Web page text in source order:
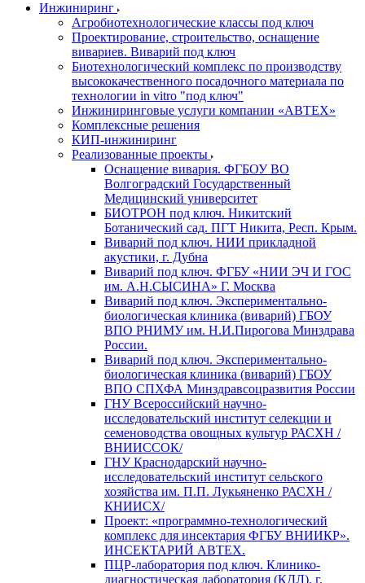
Инжиниринг
Агробиотехнологические классы под ключ
Проектирование, строительство, оснащение
вивариев. Виварий под ключ
Биотехнологический комплекс по производству
высококачественного посадочного материала по
технологии in vitro "под ключ"
Инжиниринговые услуги компании «АВТЕХ»
Комплексные решения
КИП-инжиниринг
Реализованные проекты
Оснащение вивария. ФГБОУ ВО
Волгоградский Государственный
Медицинский университет
БИОТРОН под ключ. Никитский
Ботанический сад. ПГТ Никита, Респ. Крым.
Виварий под ключ. НИИ прикладной
акустики, г. Дубна
Виварий под ключ. ФГБУ «НИИ ЭЧ И ГОС
им. А.Н.СЫСИНА» Г. Москва
Виварий под ключ. Экспериментально-
биологическая клиника (виварий) ГБОУ
ВПО РНИМУ им. Н.И.Пирогова Минздрава
России.
Виварий под ключ. Экспериментально-
биологическая клиника (виварий) ГБОУ
ВПО СПХФА Минздравсоцразвития России
ГНУ Всероссийский научно-
исследовательский институт селекции и
семеноводства овощных культур РАСХН /
ВНИИССОК/
ГНУ Краснодарский научно-
исследовательский институт сельского
хозяйства им. П.П. Лукьяненко РАСХН /
КНИИСХ/
Проект: «программно-технологический
комплекс для инсектария ФГБУ ВНИИКР».
ИНСЕКТАРИЙ АВТЕХ.
ПЦР-лаборатория под ключ. Клинико-
диагностическая лаборатория (КДЛ), г.